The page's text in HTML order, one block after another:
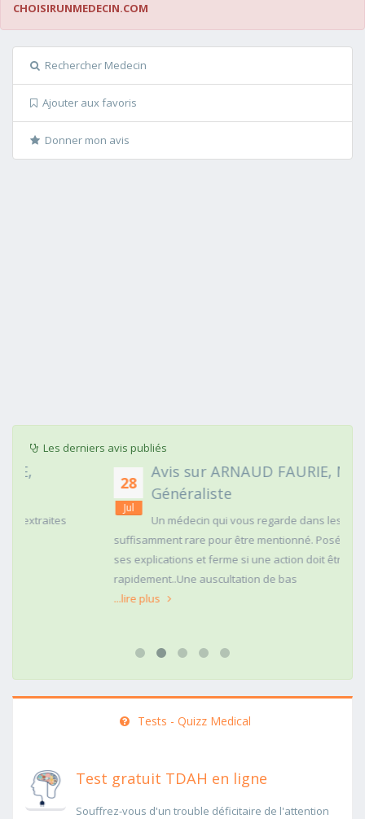
CHOISIRUNMEDECIN.COM
Rechercher Medecin
Ajouter aux favoris
Donner mon avis
Les derniers avis publiés
Avis sur ARNAUD FAURIE, Médecin
Généraliste
Un médecin qui vous regarde dans les yeux c'est
suffisamment rare pour être mentionné. Posé,clair dans
ses explications et ferme si une action doit être menée
rapidement..Une auscultation de bas
Tests - Quizz Medical
Test gratuit TDAH en ligne
Souffrez-vous d'un trouble déficitaire de l'attention